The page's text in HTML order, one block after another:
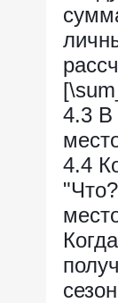
4.3 В
4.4